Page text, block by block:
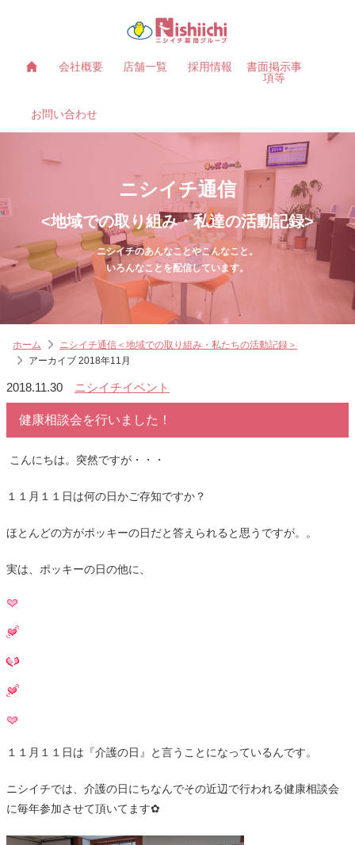
会社概要 店舗一覧 採用情報
書面掲示事
項等
お問い合わせ
ニシイチ通信
<地域での取り組み・私達の活動記録>
ニシイチのあんなことやこんなこと。
いろんなことを配信しています。
ホーム
ニシイチ通信＜地域での取り組み・私たちの活動記録＞
アーカイブ 2018年11月
2018.11.30 ニシイチイベント
健康相談会を行いました！
こんにちは。突然ですが・・・
１１月１１日は何の日かご存知ですか？
ほとんどの方がポッキーの日だと答えられると思うですが。。
実は、ポッキーの日の他に、
１１月１１日は『介護の日』と言うことになっているんです。
ニシイチでは、介護の日にちなんでその近辺で行われる健康相談会
に毎年参加させて頂いてます✿